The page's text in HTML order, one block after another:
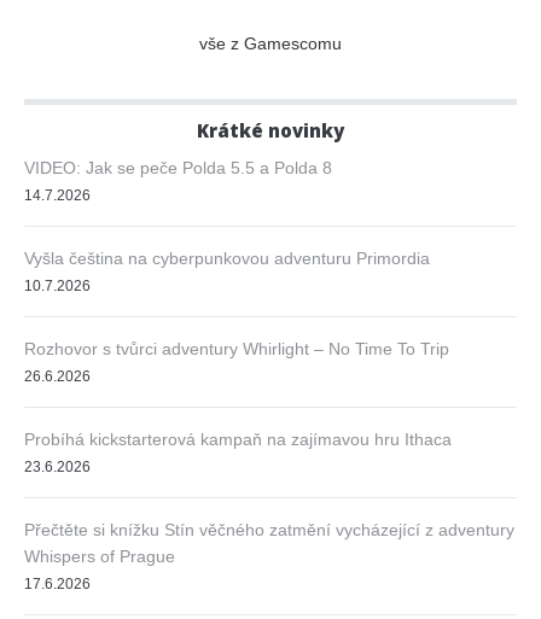
vše z Gamescomu
Krátké novinky
VIDEO: Jak se peče Polda 5.5 a Polda 8
14.7.2026
Vyšla čeština na cyberpunkovou adventuru Primordia
10.7.2026
Rozhovor s tvůrci adventury Whirlight – No Time To Trip
26.6.2026
Probíhá kickstarterová kampaň na zajímavou hru Ithaca
23.6.2026
Přečtěte si knížku Stín věčného zatmění vycházející z adventury
Whispers of Prague
17.6.2026